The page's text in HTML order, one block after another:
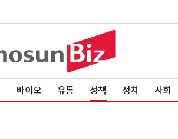
바이오 유통 정책 정치 사회